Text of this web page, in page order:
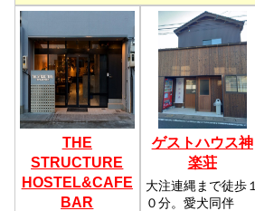
THE
STRUCTURE
HOSTEL&CAFE
BAR
ゲストハウス神
楽荘
大注連縄まで徒歩１
０分。愛犬同伴